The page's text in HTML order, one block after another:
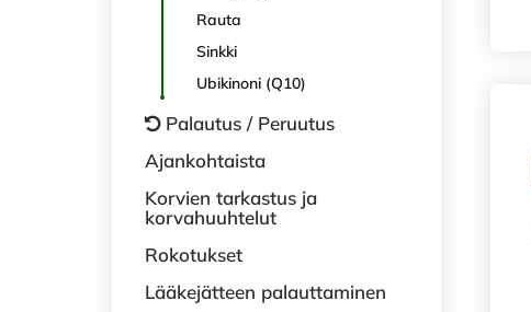
Rauta
Sinkki
Ubikinoni (Q10)
Palautus / Peruutus
Ajankohtaista
Korvien tarkastus ja
korvahuuhtelut
Rokotukset
Lääkejätteen palauttaminen